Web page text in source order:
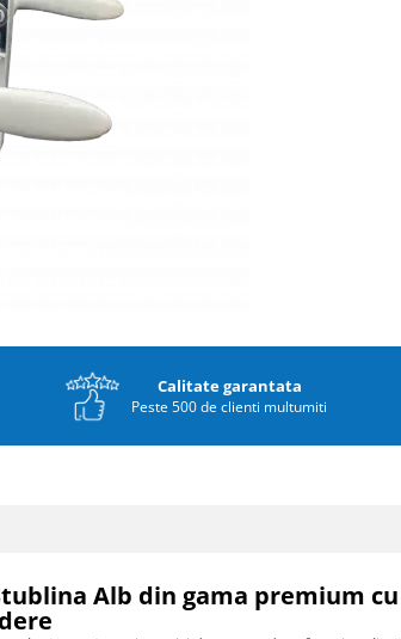
Calitate garantata
Peste 500 de clienti multumiti
Alb din gama premium